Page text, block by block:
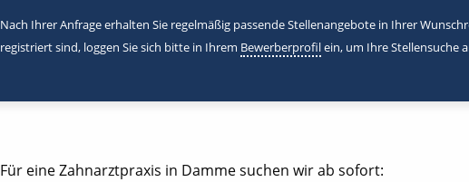
Nach Ihrer Anfrage erhalten Sie regelmäßig passende Stellenangebote in Ihrer
registriert sind, loggen Sie sich bitte in Ihrem Bewerberprofilein, um Ihre Stellensuche
Für eine Zahnarztpraxis in Damme suchen wir ab sofort: